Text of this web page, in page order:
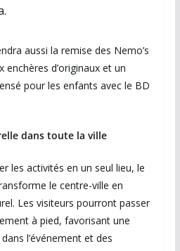
aussi la remise des Nemo’s
d’originaux et un
pour les enfants avec le BD
dans toute la ville
les activités en un seul lieu, le
le centre-ville en
Les visiteurs pourront passer
à pied, favorisant une
l’événement et des